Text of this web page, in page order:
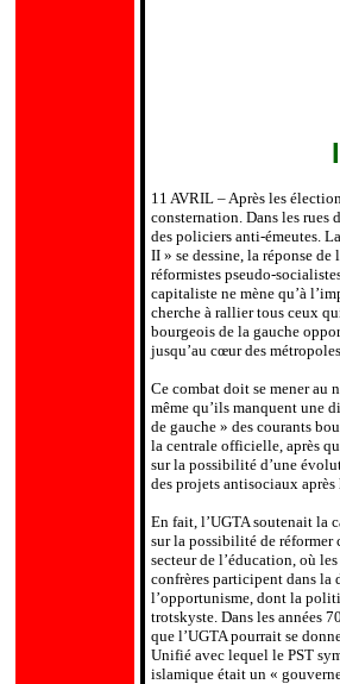
11 AVRIL – Après les
consternation. Dans les rues
des policiers anti-émeutes.
II » se dessine, la réponse
réformistes pseudo-
capitaliste ne mène qu’à
cherche à rallier tous ceux
bourgeois de la gauche
jusqu’au cœur des
Ce combat doit se mener au
même qu’ils manquent une
de gauche » des courants
la centrale officielle, après
sur la possibilité d’une
des projets antisociaux
En fait, l’UGTA soutenait la
sur la possibilité de réformer
secteur de l’éducation, où
confrères participent dans la
l’opportunisme, dont la
trotskyste. Dans les années
que l’UGTA pourrait se
Unifié avec lequel le PST
islamique était un «